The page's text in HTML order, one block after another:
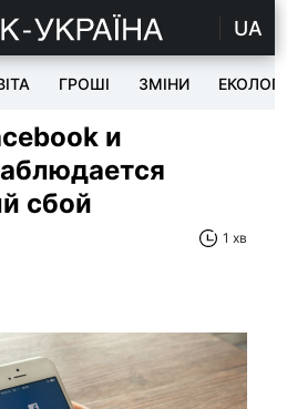
UA
ГРОШІ ЗМІНИ ЕКОЛОГІЯ
и
сбой
1 хв